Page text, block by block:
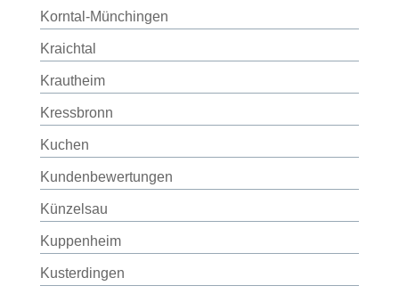
Korntal-Münchingen
Kraichtal
Krautheim
Kressbronn
Kuchen
Kundenbewertungen
Künzelsau
Kuppenheim
Kusterdingen